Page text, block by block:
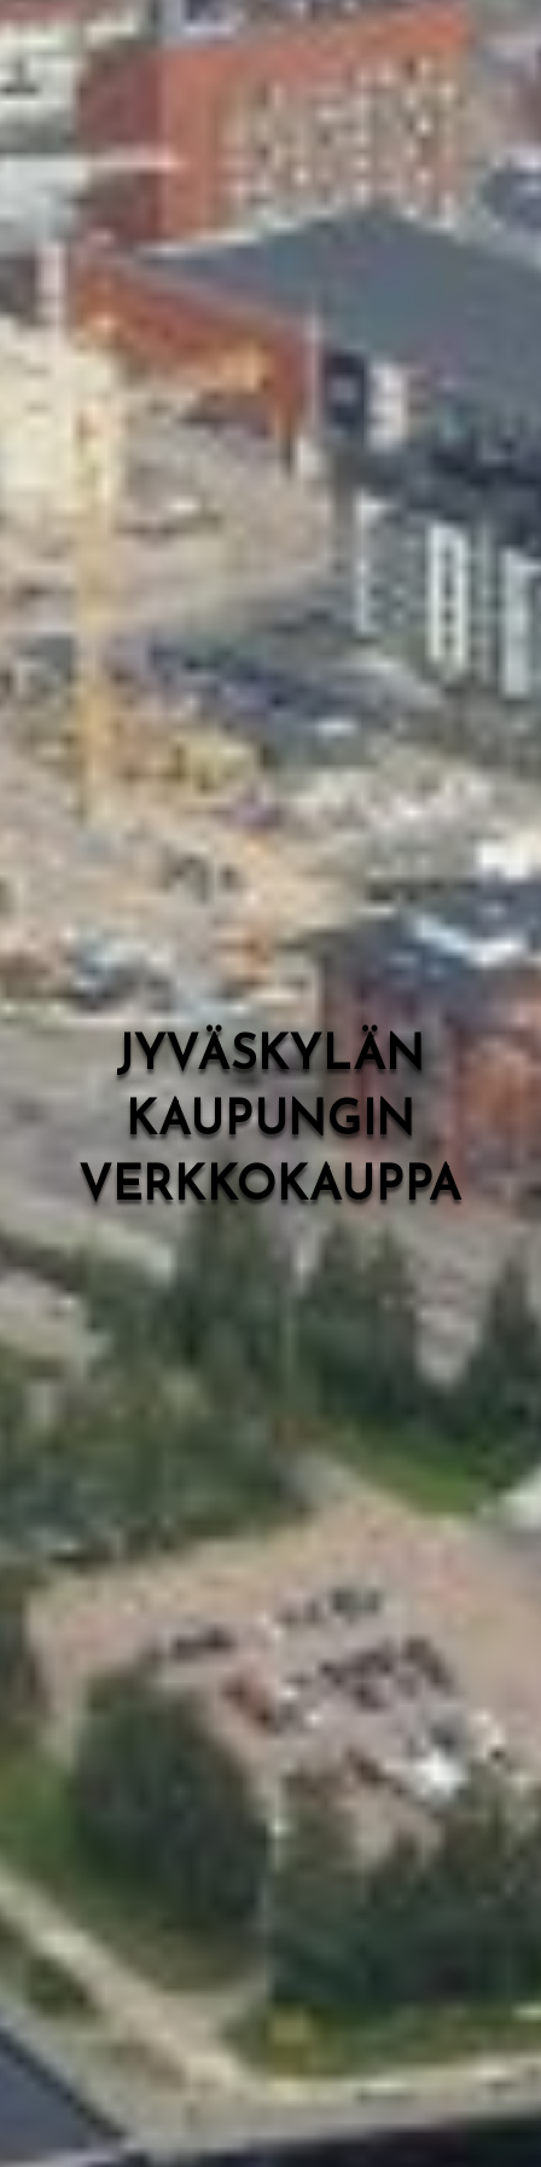
Skeittihalli
Varhaiskasvatus
Ateria- ja välipalamaksut
Mämminiemi
Taideapteekki
Kirjasto
Valon Kaupunki
Lasten Lysti & LystiKylä-festivaali
Ohje
English
JYVÄSKYLÄN
KAUPUNGIN
VERKKOKAUPPA